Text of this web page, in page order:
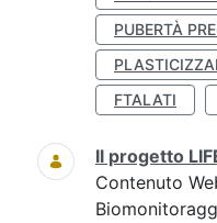
PUBERTÀ
FTALATI
Il progetto
Contenuto